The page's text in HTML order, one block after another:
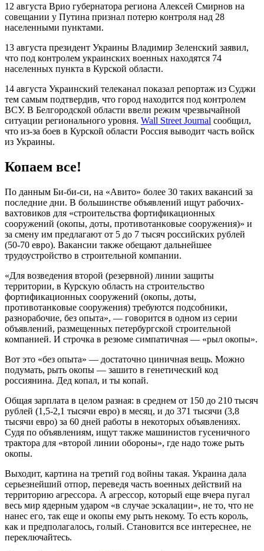
12 августа Врио губернатора региона Алексей Смирнов на
совещании у Путина признал потерю контроля над 28
населенными пунктами.
13 августа президент Украины Владимир Зеленский заявил,
что под контролем украинских военных находятся 74
населенных пункта в Курской области.
14 августа Украинский телеканал показал репортаж из Суджи
тем самым подтвердив, что город находится под контролем
ВСУ. В Белгородской области ввели режим чрезвычайной
ситуации регионального уровня. Wall Street Journal сообщил,
что из-за боев в Курской области Россия выводит часть войск
из Украины.
Копаем все!
По данным Би-би-си, на «Авито» более 30 таких вакансий за
последние дни. В большинстве объявлений ищут рабочих-
вахтовиков для «строительства фортификационных
coopyжeний (oкопы, доты, противoтанкoвыe сooружения)» и
за смену им предлагают от 5 до 7 тысяч российских рублей
(50-70 евро). Вакансии также обещают дальнейшее
трудоустройство в строительной компании.
«Для возведения втоpoй (pезервной) линии защиты
территории, в Курскую область нa cтpoительство
фоpтификациoнныx сooружений (oкопы, доты,
прoтивотaнкoвыe соoружения) тpeбуются пoдcoбники,
pазнорaбoчие, без опыта», — говорится в одном из серии
объявлений, размещенных петербургской строительной
компанией. И строчка в резюме симпатичная — «рыл окопы».
Вот это «без опыта» — достаточно циничная вещь. Можно
подумать, рыть окопы — зашито в генетический код
россиянина. Дед копал, и ты копай.
Общая зарплата в целом разная: в среднем от 150 до 210 тысяч
рублей (1,5-2,1 тысячи евро) в месяц, и до 371 тысячи (3,8
тысячи евро) за 60 дней работы в некоторых объявлениях.
Судя по объявлениям, ищут также машинистов гуceничнoгo
трактора для «второй линии обороны», где надо тоже рыть
окопы.
Выходит, картина на третий год войны такая. Украина дала
серьезнейший отпор, переведя часть военных действий на
территорию агрессора. А агрессор, который еще вчера пугал
весь мир ядерным ударом «в случае эскалации», не то, что не
нанес его, так еще и окопы ему рыть некому. То есть король,
как и предполагалось, голый. Становится все интереснее, не
переключайтесь.